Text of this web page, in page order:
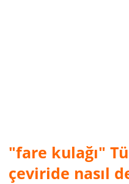
"fare kulağı"
çeviride nasıl